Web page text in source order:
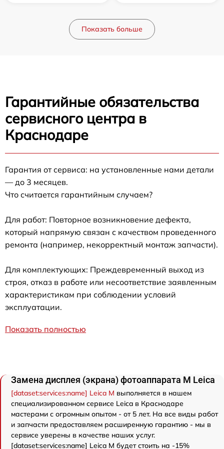
Показать больше
Гарантийные обязательства
сервисного центра в
Краснодаре
Гарантия от сервиса: на установленные нами детали
— до 3 месяцев.
Что считается гарантийным случаем?
Для работ: Повторное возникновение дефекта,
который напрямую связан с качеством проведенного
ремонта (например, некорректный монтаж запчасти).
Для комплектующих: Преждевременный выход из
строя, отказ в работе или несоответствие заявленным
характеристикам при соблюдении условий
эксплуатации.
Показать полностью
Замена дисплея (экрана) фотоаппарата M Leica
[dataset:services:name] Leica M выполняется в нашем
специализированном сервисе Leica в Краснодаре
мастерами с огромным опытом - от 5 лет. На все виды работ
и запчасти предоставляем расширенную гарантию - мы в
сервисе уверены в качестве наших услуг.
[dataset:services:name] Leica M будет стоить на -15%